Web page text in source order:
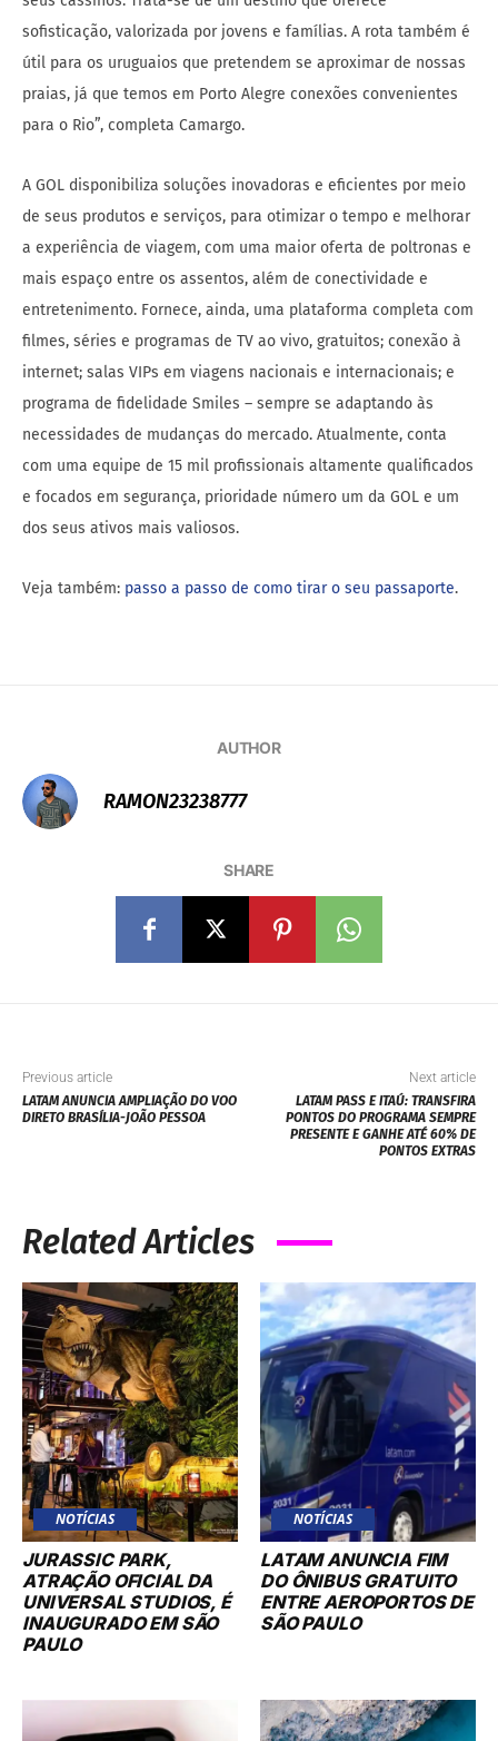
sofisticação, valorizada por jovens e famílias. A rota também é
útil para os uruguaios que pretendem se aproximar de nossas
praias, já que temos em Porto Alegre conexões convenientes
para o Rio”, completa Camargo.
A GOL disponibiliza soluções inovadoras e eficientes por meio
de seus produtos e serviços, para otimizar o tempo e melhorar
a experiência de viagem, com uma maior oferta de poltronas e
mais espaço entre os assentos, além de conectividade e
entretenimento. Fornece, ainda, uma plataforma completa com
filmes, séries e programas de TV ao vivo, gratuitos; conexão à
internet; salas VIPs em viagens nacionais e internacionais; e
programa de fidelidade Smiles – sempre se adaptando às
necessidades de mudanças do mercado. Atualmente, conta
com uma equipe de 15 mil profissionais altamente qualificados
e focados em segurança, prioridade número um da GOL e um
dos seus ativos mais valiosos.
Veja também: passo a passo de como tirar o seu passaporte.
AUTHOR
RAMON23238777
SHARE
Previous article
LATAM ANUNCIA AMPLIAÇÃO DO VOO
DIRETO BRASÍLIA-JOÃO PESSOA
Next article
LATAM PASS E ITAÚ: TRANSFIRA
PONTOS DO PROGRAMA SEMPRE
PRESENTE E GANHE ATÉ 60% DE
PONTOS EXTRAS
Related Articles
NOTÍCIAS
JURASSIC PARK,
ATRAÇÃO OFICIAL DA
UNIVERSAL STUDIOS, É
INAUGURADO EM SÃO
PAULO
NOTÍCIAS
LATAM ANUNCIA FIM
DO ÔNIBUS GRATUITO
ENTRE AEROPORTOS DE
SÃO PAULO